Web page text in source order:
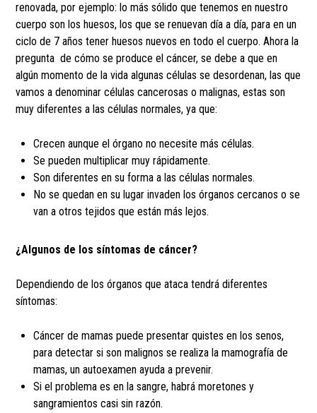
renovada, por ejemplo: lo más sólido que tenemos en nuestro
cuerpo son los huesos, los que se renuevan día a día, para en un
ciclo de 7 años tener huesos nuevos en todo el cuerpo. Ahora la
pregunta de cómo se produce el cáncer, se debe a que en
algún momento de la vida algunas células se desordenan, las que
vamos a denominar células cancerosas o malignas, estas son
muy diferentes a las células normales, ya que:
Crecen aunque el órgano no necesite más células.
Se pueden multiplicar muy rápidamente.
Son diferentes en su forma a las células normales.
No se quedan en su lugar invaden los órganos cercanos o se
van a otros tejidos que están más lejos.
¿Algunos de los síntomas de cáncer?
Dependiendo de los órganos que ataca tendrá diferentes
síntomas:
Cáncer de mamas puede presentar quistes en los senos,
para detectar si son malignos se realiza la mamografía de
mamas, un autoexamen ayuda a prevenir.
Si el problema es en la sangre, habrá moretones y
sangramientos casi sin razón.